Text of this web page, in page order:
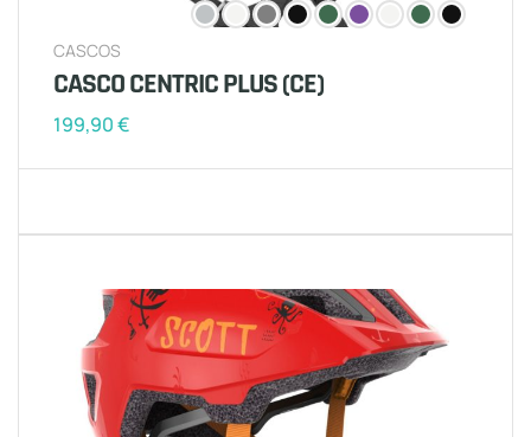
CASCOS
CASCO CENTRIC PLUS (CE)
199,90€